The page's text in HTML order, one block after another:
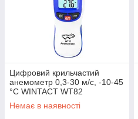
Цифровий крильчастий
анемометр 0,3-30 м/с, -10-45
°C WINTACT WT82
Немає в наявності